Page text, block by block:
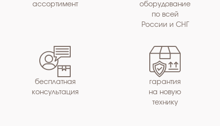
ассортимент
оборудование
по всей
России и СНГ
бесплатная
консультация
гарантия
на новую
технику